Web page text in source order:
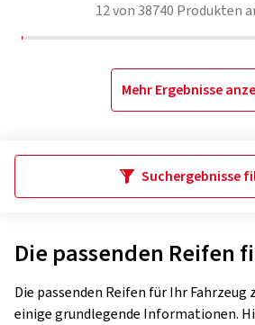
12von 38740 Produkten
Mehr Ergebnisse
Suchergebnisse
Die passenden Reifen
Die passenden Reifen für Ihr
einige grundlegende Informationen.